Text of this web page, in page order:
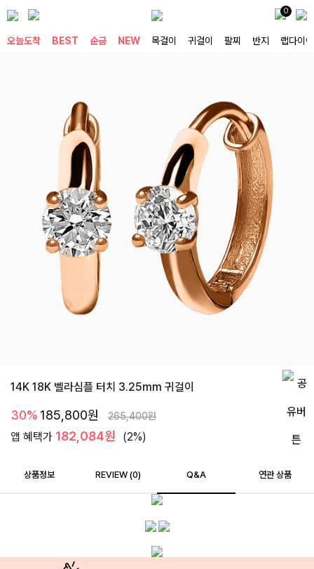
0
오늘도착 BEST 순금 NEW 목걸이 귀걸이 팔찌 반지 랩다이아
14K 18K 벨라심플 터치 3.25mm 귀걸이
30% 185,800원 265,400원
앱 혜택가 182,084원 (2%)
상품정보 REVIEW (0) Q&A 연관 상품